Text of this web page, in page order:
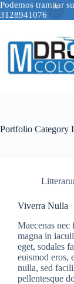
Podemos tramitar
3128941076
contenido
Portfolio Category
Viverra Nulla
Maecenas
magna in
eget, sodales
euismod eros,
nulla, sed
pellentesque